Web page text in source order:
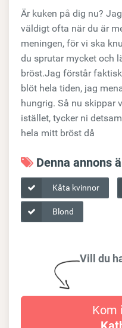
Är kuken på dig nu?
väldigt ofta när du är
meningen, för vi ska
du sprutar mycket och
bröst.Jag förstår
blöt hela tiden, jag
hungrig. Så nu skippar
istället, tycker ni
hela mitt bröst då
Denna annons
Kåta kvinnor
Blond
Vill du
Kom